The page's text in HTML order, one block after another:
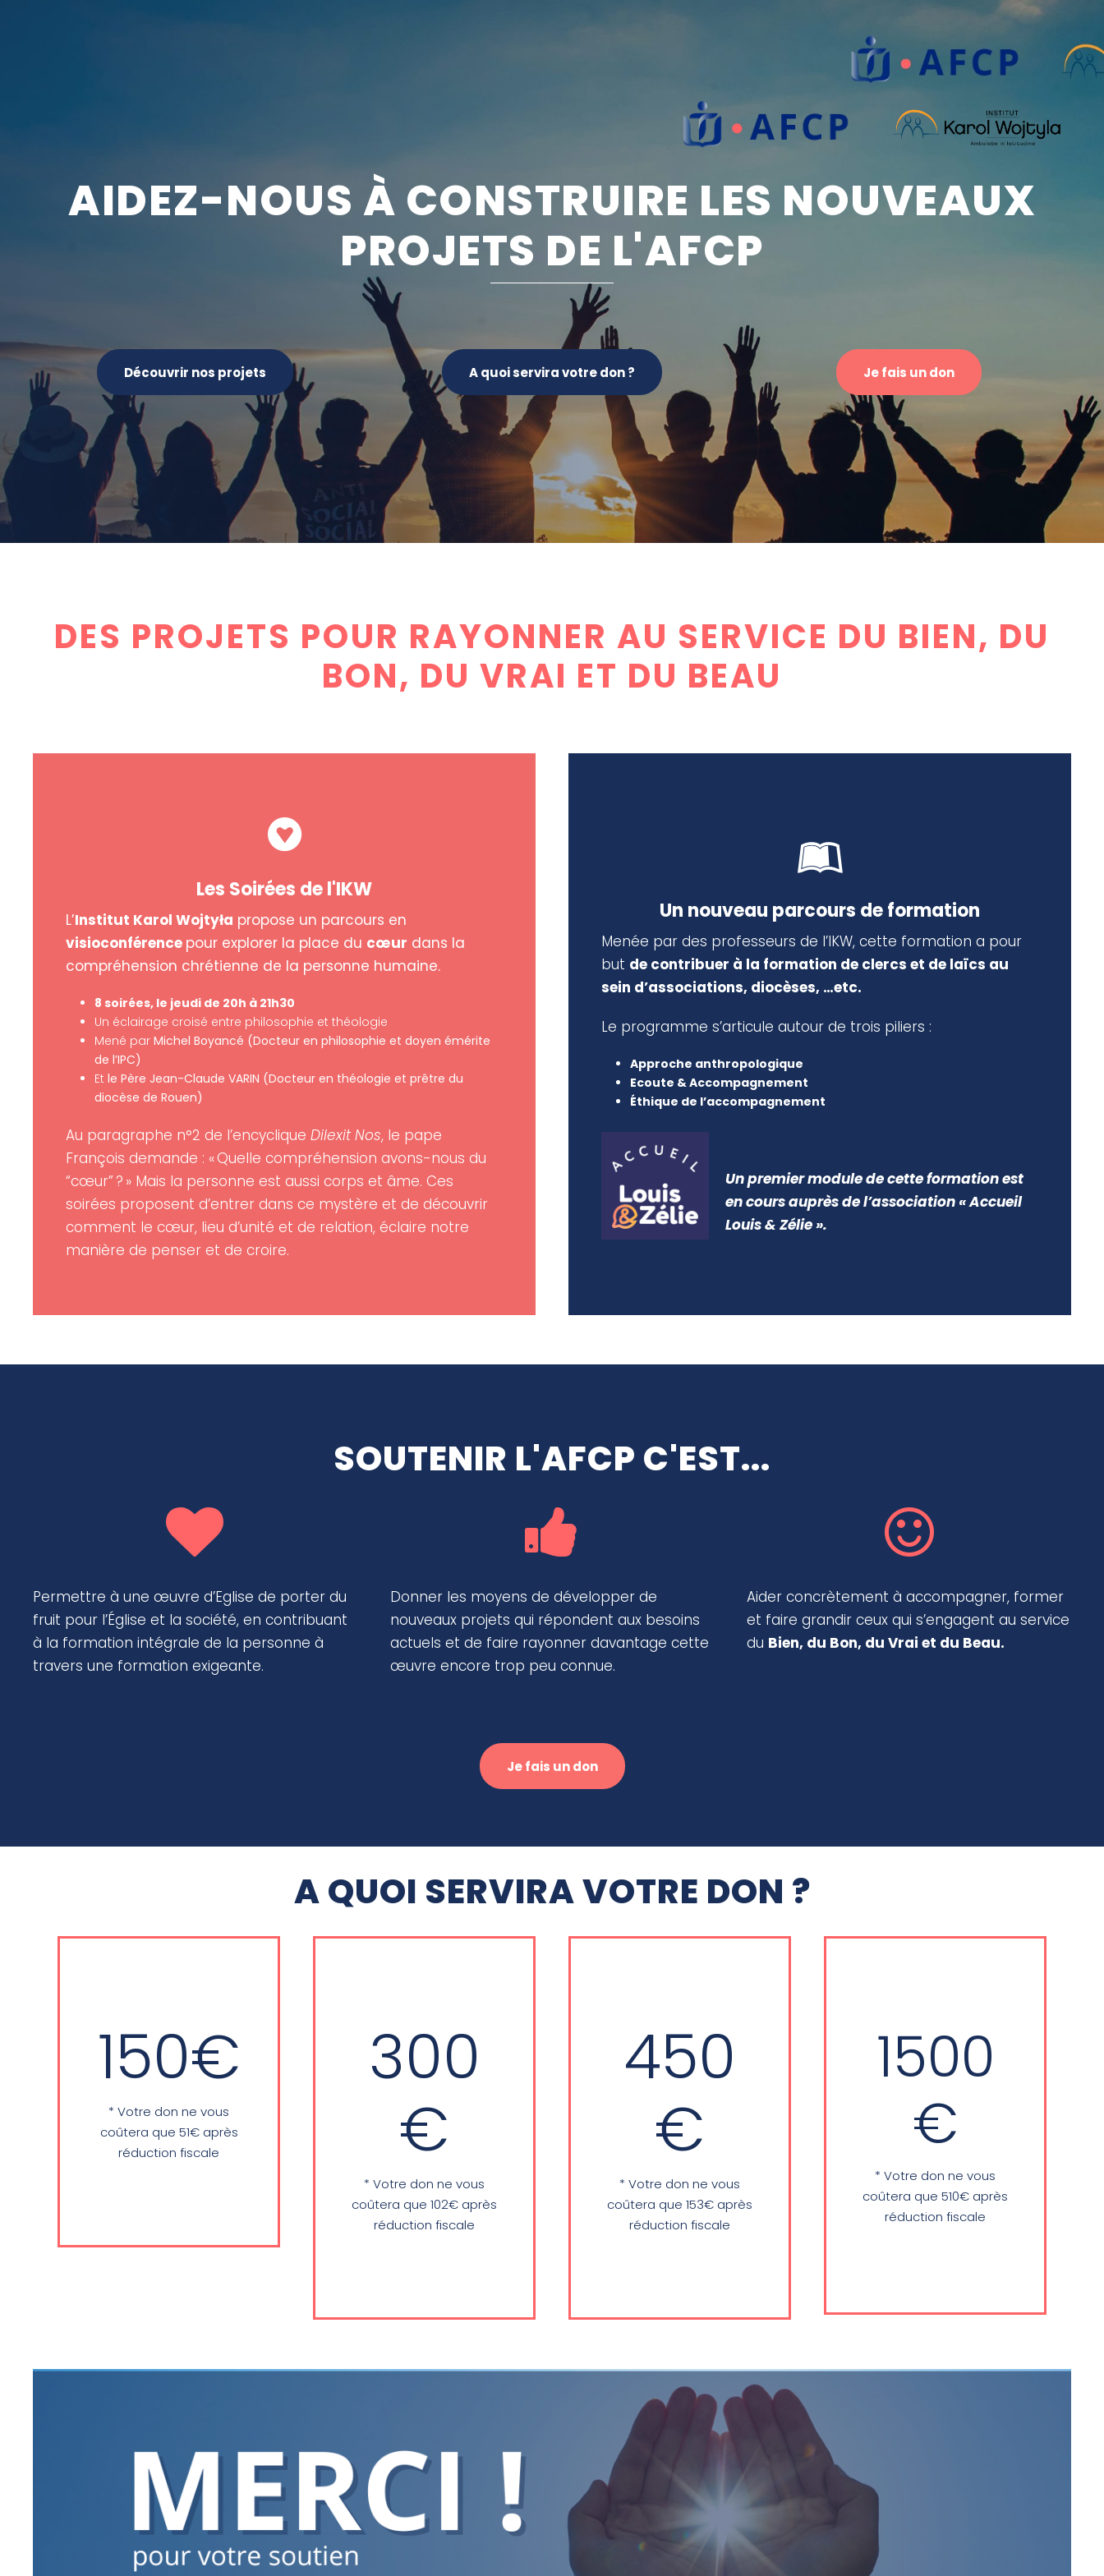
AIDEZ-NOUS À CONSTRUIRE LES NOUVEAUX
PROJETS DE L'AFCP
Découvrir nos projets A quoi servira votre don ? Je fais un don
DES PROJETS POUR RAYONNER AU SERVICE DU BIEN, DU
BON, DU VRAI ET DU BEAU
Les Soirées de l'IKW
L’Institut Karol Wojtyła propose un parcours en
visioconférence pour explorer la place du cœur dans la
compréhension chrétienne de la personne humaine.
8 soirées, le jeudi de 20h à 21h30
Un éclairage croisé entre philosophie et théologie
Mené par Michel Boyancé (Docteur en philosophie et doyen émérite
de l’IPC)
Et le Père Jean-Claude VARIN (Docteur en théologie et prêtre du
diocèse de Rouen)
Au paragraphe n°2 de l’encyclique Dilexit Nos, le pape
François demande : « Quelle compréhension avons-nous du
“cœur” ? » Mais la personne est aussi corps et âme. Ces
soirées proposent d’entrer dans ce mystère et de découvrir
comment le cœur, lieu d’unité et de relation, éclaire notre
manière de penser et de croire.
Un nouveau parcours de formation
Menée par des professeurs de l’IKW, cette formation a pour
but de contribuer à la formation de clercs et de laïcs au
sein d’associations, diocèses, …etc.
Le programme s’articule autour de trois piliers :
Approche anthropologique
Ecoute & Accompagnement
Éthique de l’accompagnement
Un premier module de cette formation est
en cours auprès de l’association « Accueil
Louis & Zélie ».
SOUTENIR L'AFCP C'EST...
Permettre à une œuvre d’Eglise de porter du
fruit pour l’Église et la société, en contribuant
à la formation intégrale de la personne à
travers une formation exigeante.
Donner les moyens de développer de
nouveaux projets qui répondent aux besoins
actuels et de faire rayonner davantage cette
œuvre encore trop peu connue.
Aider concrètement à accompagner, former
et faire grandir ceux qui s’engagent au service
du Bien, du Bon, du Vrai et du Beau.
Je fais un don
A QUOI SERVIRA VOTRE DON ?
150€
* Votre don ne vous
coûtera que 51€ après
réduction fiscale
Soirées de l'IKW:
Enseignement
pour 1 soirée
(hors frais)
300
€
* Votre don ne vous
coûtera que 102€ après
réduction fiscale
1 webinar de la
formation au
bénéfice
diocèses
450
€
* Votre don ne vous
coûtera que 153€ après
réduction fiscale
Soutien au
déploiement de
la nouvelle
formation aux
services
diocèses
1500
€
* Votre don ne vous
coûtera que 510€ après
réduction fiscale
1 module (5
webinars) de la
nouvelle
formation au
bénéfice
d'associations et
diocèses